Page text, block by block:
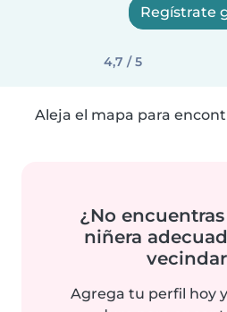
Regístrate
4,7 / 5
Aleja el mapa para
¿No
niñera
Agrega tu perfil hoy